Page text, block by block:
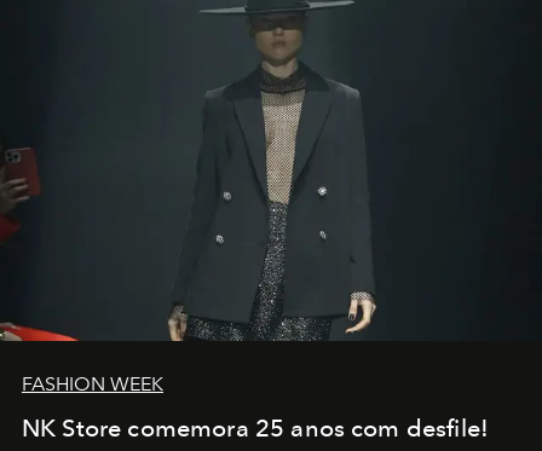
FASHION WEEK
NK Store comemora 25 anos com desfile!